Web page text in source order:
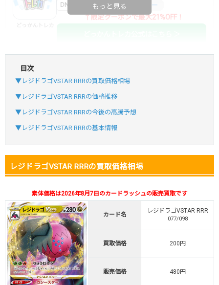
DNGBIF4X コードコピー
↑限定クーポンで最大21%OFF！
おりパンダ
・新規登録で6種類アド確解禁
SVGC7P
オリパスタジアム
・新規登録で6種類アド確解禁
・1,000円で1,500coin買える
オリパスタジアム公式はこちら ＞
オリくじ
・初回購入は500coinが50円
・新規限定！8種類の激熱オリパ
新規登録で無料100連できる
オリくじ公式はこちら ＞
もっと見る
目次
▼レジドラゴVSTAR RRRの買取価格相場
▼レジドラゴVSTAR RRRの価格推移
▼レジドラゴVSTAR RRRの今後の高騰予想
▼レジドラゴVSTAR RRRの基本情報
レジドラゴVSTAR RRRの買取価格相場
素体価格は2026年8月7日のカードラッシュの販売買取です
カード名
レジドラゴVSTAR RRR
077/098
買取価格 200円
販売価格 480円